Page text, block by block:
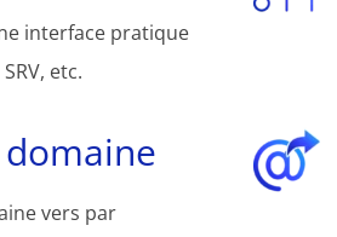
interface pratique
etc.
vers par